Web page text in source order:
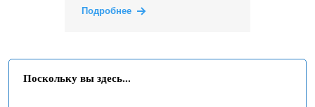
Подробнее
Поскольку вы здесь...